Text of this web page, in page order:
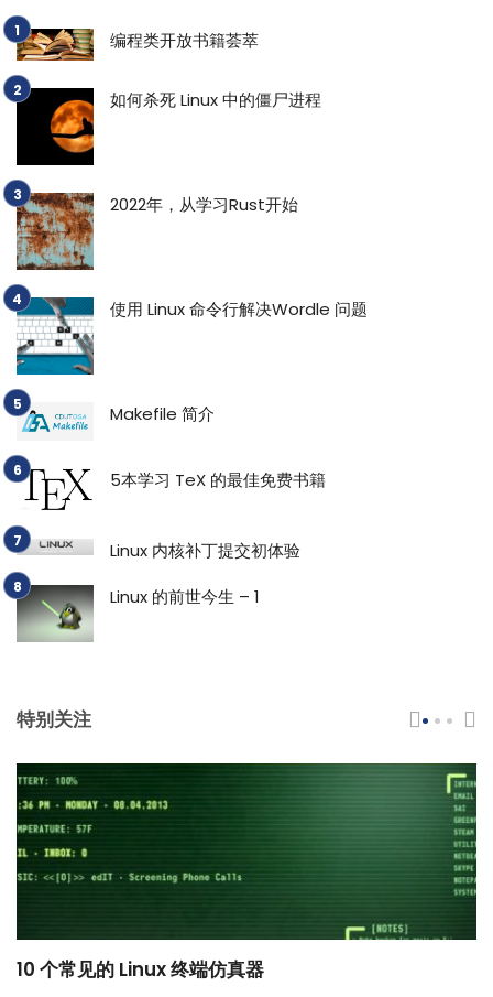
编程类开放书籍荟萃
如何杀死 Linux 中的僵尸进程
2022年，从学习Rust开始
使用 Linux 命令行解决Wordle 问题
Makefile 简介
5本学习 TeX 的最佳免费书籍
Linux 内核补丁提交初体验
Linux 的前世今生 – 1
特别关注
10 个常见的 Linux 终端仿真器